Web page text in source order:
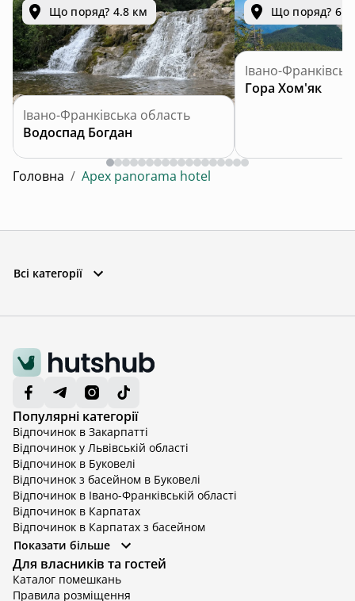
Що поряд? 4.8 км
Івано-Франківська область
Водоспад Богдан
Що поряд? 6.5
Івано-
Гора Хом'як
Головна / Apex panorama hotel
Всі категорії
Популярні категорії
Відпочинок в Закарпатті
Відпочинок у Львівській області
Відпочинок в Буковелі
Відпочинок з басейном в Буковелі
Відпочинок в Івано-Франківській області
Відпочинок в Карпатах
Відпочинок в Карпатах з басейном
Відпочинок в Київській області
Відпочинок в Київській області з басейном
Відпочинок в Тернопільській області
Відпочинок у Вінницькій області
Показати більше
Для власників та гостей
Каталог помешкань
Правила розміщення